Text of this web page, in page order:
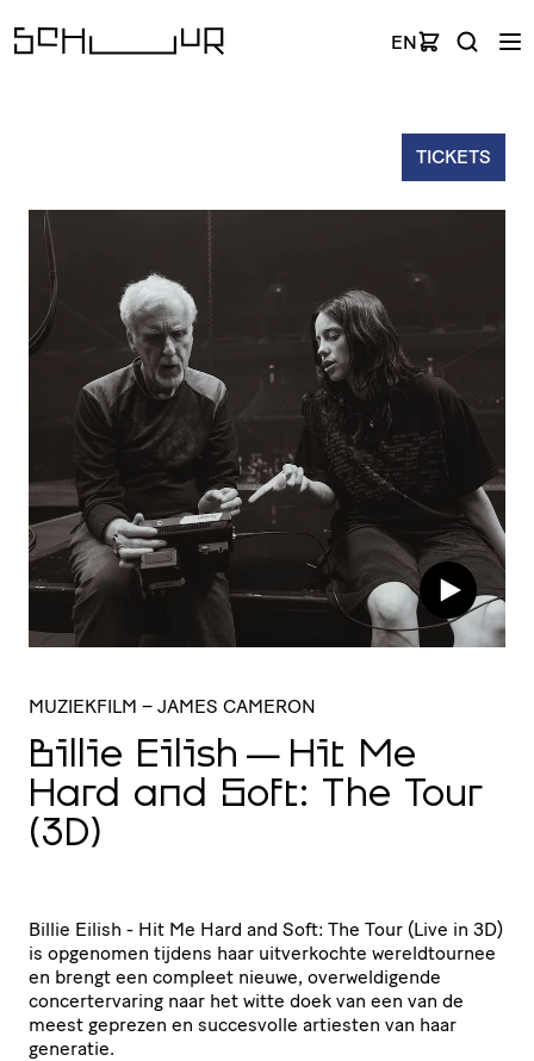
EN
TICKETS
MUZIEKFILM – JAMES CAMERON
Billie Eilish — Hit Me
Hard and Soft: The Tour
(3D)
Billie Eilish - Hit Me Hard and Soft: The Tour (Live in 3D)
is opgenomen tijdens haar uitverkochte wereldtournee
en brengt een compleet nieuwe, overweldigende
concertervaring naar het witte doek van een van de
meest geprezen en succesvolle artiesten van haar
generatie.